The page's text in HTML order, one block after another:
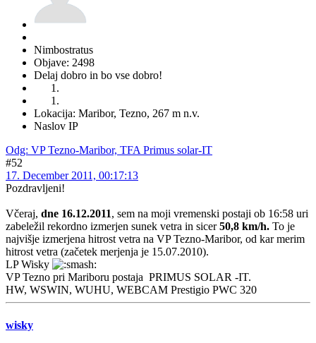
Nimbostratus
Objave: 2498
Delaj dobro in bo vse dobro!
Lokacija: Maribor, Tezno, 267 m n.v.
Naslov IP
Odg: VP Tezno-Maribor, TFA Primus solar-IT
#52
17. December 2011, 00:17:13
Pozdravljeni!
Včeraj, dne 16.12.2011, sem na moji vremenski postaji ob 16:58 uri
zabeležil rekordno izmerjen sunek vetra in sicer50,8 km/h. To je
najvišje izmerjena hitrost vetra na VP Tezno-Maribor, od kar merim
hitrost vetra (začetek merjenja je 15.07.2010).
LP Wisky
VP Tezno pri Mariboru postaja PRIMUS SOLAR -IT.
HW, WSWIN, WUHU, WEBCAM Prestigio PWC 320
wisky